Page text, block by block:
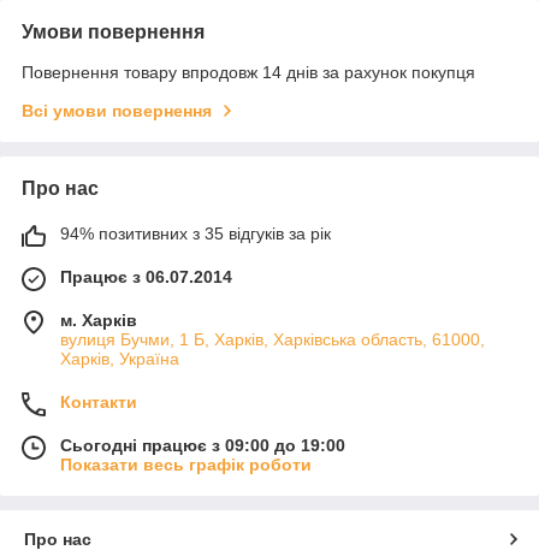
Умови повернення
Повернення товару впродовж 14 днів за рахунок покупця
Всі умови повернення
Про нас
94% позитивних з 35 відгуків за рік
Працює з 06.07.2014
м. Харків
вулиця Бучми, 1 Б, Харків, Харківська область, 61000,
Харків, Україна
Контакти
Сьогодні працює з 09:00 до 19:00
Показати весь графік роботи
Про нас